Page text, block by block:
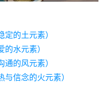
的土元素）
水元素）
的风元素）
信念的火元素）